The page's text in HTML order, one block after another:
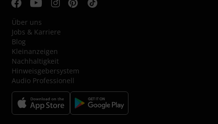
Über uns
Jobs & Karriere
Blog
Kleinanzeigen
Nachhaltigkeit
Hinweisgebersystem
Audio Professionell